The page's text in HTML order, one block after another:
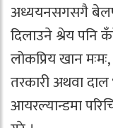
अध्ययनसगसगै
दिलाउने श्रेय पनि
लोकप्रिय खान
तरकारी अथवा
आयरल्यान्डमा